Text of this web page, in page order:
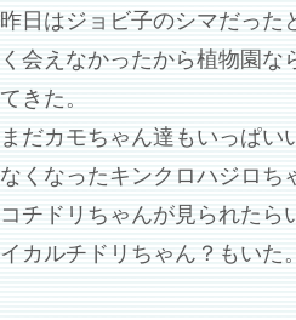
昨日はジョビ子のシマだった
く会えなかったから植物園な
てきた。
まだカモちゃん達もいっぱい
なくなったキンクロハジロち
コチドリちゃんが見られたら
イカルチドリちゃん？もいた。